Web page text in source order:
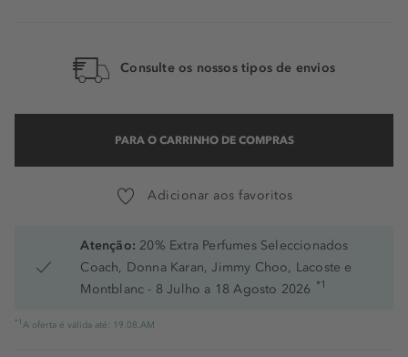
Consulte os nossos tipos de envios
PARA O CARRINHO DE COMPRAS
Adicionar aos favoritos
Atenção: 20% Extra Perfumes Seleccionados
Coach, Donna Karan, Jimmy Choo, Lacoste e
Montblanc - 8 Julho a 18 Agosto 2026 *1
*1 A oferta é válida até: 19.08.AM